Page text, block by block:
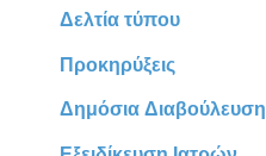
Δελτία τύπου
Προκηρύξεις
Δημόσια Διαβούλευση